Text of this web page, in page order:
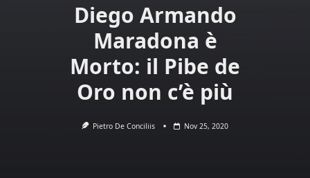
Diego Armando
Maradona è
Morto: il Pibe de
Oro non c’è più
Pietro De Conciliis Nov 25, 2020